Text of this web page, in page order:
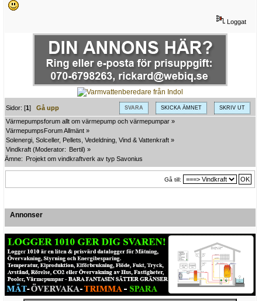
Loggat
SVARA SKICKA ÄMNET SKRIV UT
Sidor: [1]Gå upp
Värmepumpsforum allt om värmepump och värmepumpar »
VärmepumpsForum Allmänt »
Solenergi, Solceller, Pellets, Vedeldning, Vind & Vattenkraft »
Vindkraft (Moderator: Bertil) »
Ämne:
Projekt om vindkraftverk av typ Savonius
Gå till:
Annonser